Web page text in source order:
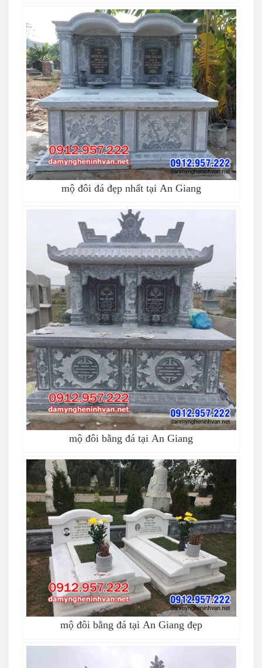
mộ đôi đá đẹp nhất tại An Giang
mộ đôi bằng đá tại An Giang
mộ đôi bằng đá tại An Giang đẹp